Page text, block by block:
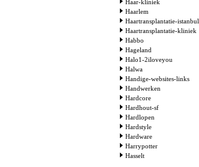
Haar-kliniek
Haarlem
Haartransplantatie-istanbul
Haartransplantatie-kliniek
Habbo
Hageland
Halo1-2iloveyou
Halwa
Handige-websites-links
Handwerken
Hardcore
Hardhout-sf
Hardlopen
Hardstyle
Hardware
Harrypotter
Hasselt